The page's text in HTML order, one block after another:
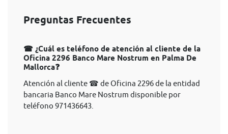
Preguntas Frecuentes
☎ ¿Cuál es teléfono de atención al cliente de la
Oficina 2296 Banco Mare Nostrum en Palma De
Mallorca❓
Atención al cliente ☎ de Oficina 2296 de la entidad
bancaria Banco Mare Nostrum disponible por
teléfono 971436643.